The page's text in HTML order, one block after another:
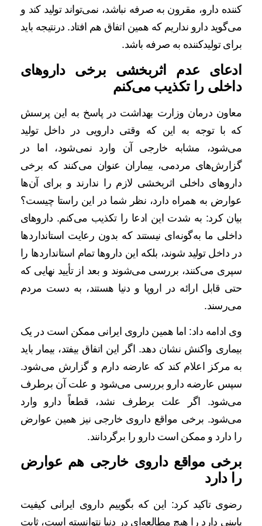
کننده دارو، مقرون به صرفه نباشد، نمی‌تواند تولید کند و
می‌گوید دارو نداریم که همین اتفاق هم افتاد. درنتیجه باید
برای تولیدکننده به صرفه باشد.
ادعای عدم اثربخشی برخی داروهای
داخلی را تکذیب می‌کنم
معاون درمان وزارت بهداشت در پاسخ به این پرسش
که با توجه به این که وقتی دارویی در داخل تولید
می‌شود، مشابه خارجی آن وارد نمی‌شود، اما در
گزارش‌های مردمی، بیماران عنوان می‌کنند که برخی
داروهای داخلی اثربخشی لازم را ندارند و برای آن‌ها
عوارض به همراه دارد، نظر شما در این راستا چیست؟
بیان کرد: به شدت این ادعا را تکذیب می‌کنم. داروهای
داخلی ما به‌گونه‌ای نیستند که بدون رعایت استانداردها
در داخل تولید شوند، بلکه این داروها تمام استانداردها را
سپری می‌کنند، بررسی می‌شوند و بعد از تأیید نهایی که
حتی قابل ارائه در اروپا و دنیا هستند، به دست مردم
می‌رسند.
وی ادامه داد: اما همین داروی ایرانی ممکن است در یک
بیماری واکنش نشان دهد. اگر این اتفاق بیفتد، بیمار باید
به مرکز اعلام کند که عارضه دارم و گزارش می‌شود.
سپس عارضه دارو بررسی می‌شود و علت آن برطرف
می‌شود. اگر علت برطرف نشد، قطعاً دارو وارد
می‌شود. برخی مواقع داروی خارجی نیز همین عوارض
را دارد و ممکن است دارو را برگردانند.
برخی مواقع داروی خارجی هم عوارض
را دارد
رضوی تاکید کرد: این که بگوییم داروی ایرانی کیفیت
پایینی دارد را هیچ مطالعه‌ای در دنیا نتوانسته است، ثابت